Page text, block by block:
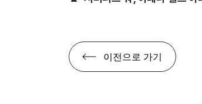
이전으로 가기